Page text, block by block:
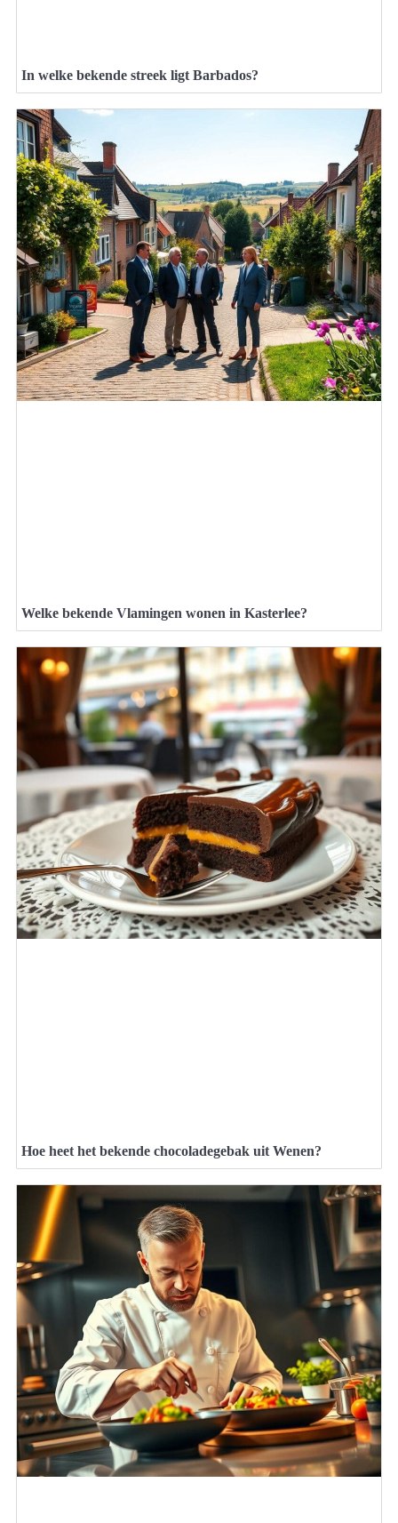
In welke bekende streek ligt Barbados?
Welke bekende Vlamingen wonen in Kasterlee?
Hoe heet het bekende chocoladegebak uit Wenen?